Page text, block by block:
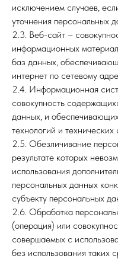
исключением случаев,
уточнения персональных
2.3. Веб-сайт –
информационных
баз данных,
интернет по сетевому
2.4. Информационная
совокупность
данных, и
технологий и технических
2.5. Обезличивание
результате которых
использования
персональных данных
субъекту персональных
2.6. Обработка
(операция) или
совершаемых с
без использования таких